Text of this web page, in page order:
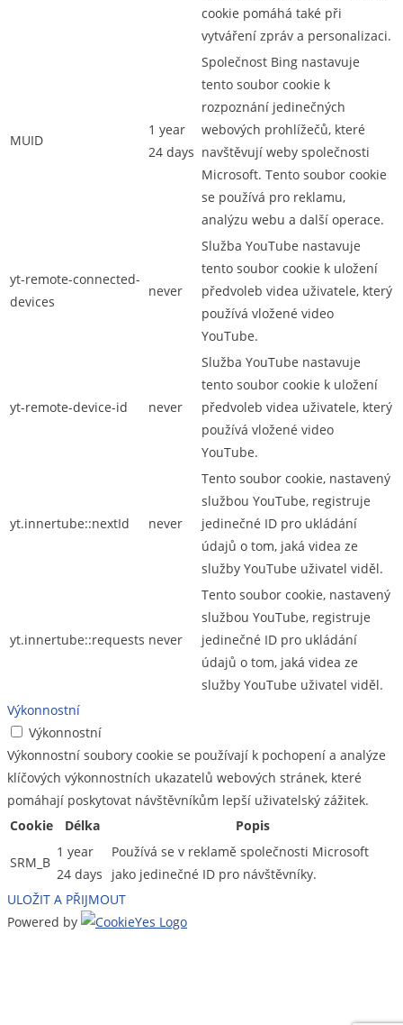
cookie pomáhá také při
vytváření zpráv a personalizaci.
MUID
1 year
24 days
Společnost Bing nastavuje
tento soubor cookie k
rozpoznání jedinečných
webových prohlížečů, které
navštěvují weby společnosti
Microsoft. Tento soubor cookie
se používá pro reklamu,
analýzu webu a další operace.
yt-remote-connected-
devices
never
Služba YouTube nastavuje
tento soubor cookie k uložení
předvoleb videa uživatele, který
používá vložené video
YouTube.
yt-remote-device-id never
Služba YouTube nastavuje
tento soubor cookie k uložení
předvoleb videa uživatele, který
používá vložené video
YouTube.
yt.innertube::nextId never
Tento soubor cookie, nastavený
službou YouTube, registruje
jedinečné ID pro ukládání
údajů o tom, jaká videa ze
služby YouTube uživatel viděl.
yt.innertube::requests never
Tento soubor cookie, nastavený
službou YouTube, registruje
jedinečné ID pro ukládání
údajů o tom, jaká videa ze
služby YouTube uživatel viděl.
Výkonnostní
Výkonnostní
Výkonnostní soubory cookie se používají k pochopení a analýze
klíčových výkonnostních ukazatelů webových stránek, které
pomáhají poskytovat návštěvníkům lepší uživatelský zážitek.
Cookie
Délka Popis
SRM_B
1 year
24 days
Používá se v reklamě společnosti Microsoft
jako jedinečné ID pro návštěvníky.
ULOŽIT A PŘIJMOUT
Powered by